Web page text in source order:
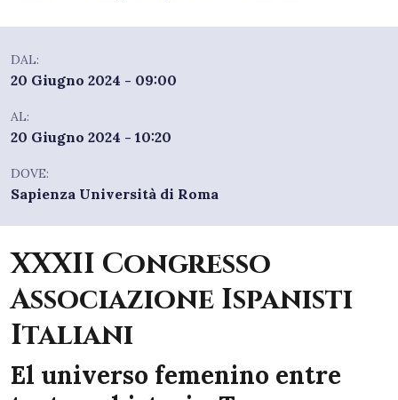
DAL:
20 Giugno 2024 - 09:00
AL:
20 Giugno 2024 - 10:20
DOVE:
Sapienza Università di Roma
XXXII Congresso
Associazione Ispanisti
Italiani
El universo femenino entre